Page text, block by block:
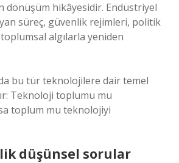
dönüşüm hikâyesidir. Endüstriyel
süreç, güvenlik rejimleri, politik
algılarla yeniden
bu tür teknolojilere dair temel
Teknoloji toplumu mu
toplum mu teknolojiyi
düşünsel sorular